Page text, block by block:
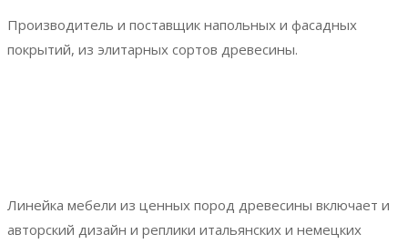
Производитель и поставщик напольных и фасадных
покрытий, из элитарных сортов древесины.
Линейка мебели из ценных пород древесины включает и
авторский дизайн и реплики итальянских и немецких